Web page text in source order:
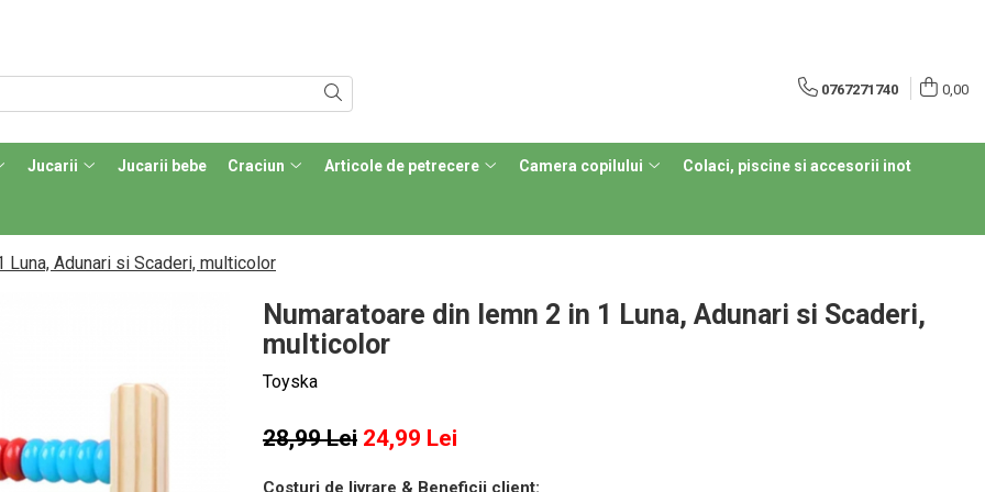
0767271740 0,00
Jucarii Jucarii bebe Craciun Articole de petrecere Camera copilului Colaci, piscine si accesorii inot
Luna, Adunari si Scaderi, multicolor
Numaratoare din lemn 2 in 1 Luna, Adunari si Scaderi,
multicolor
Toyska
28,99 Lei 24,99 Lei
Costuri de livrare & Beneficii client: